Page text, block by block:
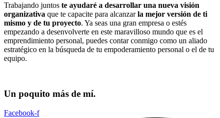
Trabajando juntos te ayudaré a desarrollar una nueva visión
organizativa que te capacite para alcanzarla mejor versión de ti
mismo y de tu proyecto. Ya seas una gran empresa o estés
empezando a desenvolverte en este maravilloso mundo que es el
emprendimiento personal, puedes contar conmigo como un aliado
estratégico en la búsqueda de tu empoderamiento personal o el de tu
equipo.
Un poquito más de mí.
Facebook-f